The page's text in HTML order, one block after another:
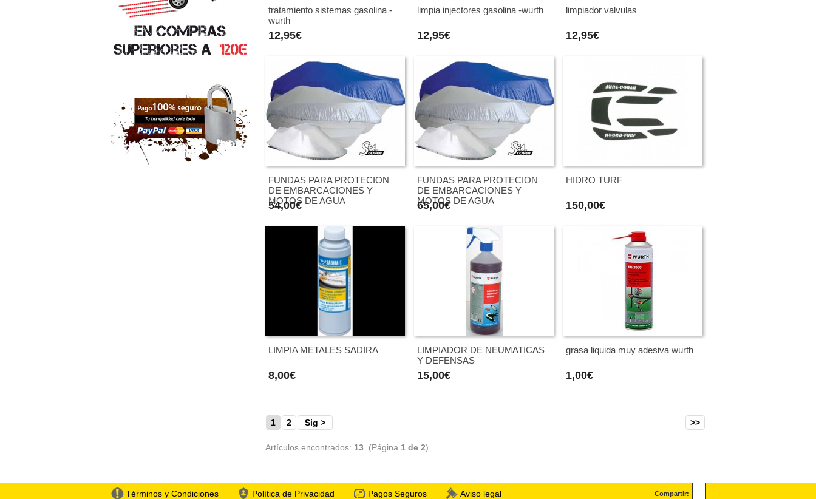
tratamiento sistemas gasolina -
wurth
12,95€
limpia injectores gasolina -wurth
12,95€
limpiador valvulas
12,95€
FUNDAS PARA PROTECION
DE EMBARCACIONES Y
MOTOS DE AGUA
54,00€
FUNDAS PARA PROTECION
DE EMBARCACIONES Y
MOTOS DE AGUA
65,00€
HIDRO TURF
150,00€
LIMPIA METALES SADIRA
8,00€
LIMPIADOR DE NEUMATICAS
Y DEFENSAS
15,00€
grasa liquida muy adesiva wurth
1,00€
1 2 Sig > >>
Artículos encontrados: 13 . (Página 1 de 2)
Términos y Condiciones Política de Privacidad Pagos Seguros Aviso legal Compartir: